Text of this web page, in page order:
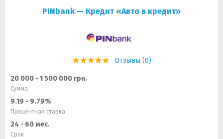
PINbank — Кредит «Авто в кредит»
Отзывы (0)
20 000 - 1 500 000 грн.
Сумма
9.19 - 9.79%
Процентная ставка
24 - 60 мес.
Срок